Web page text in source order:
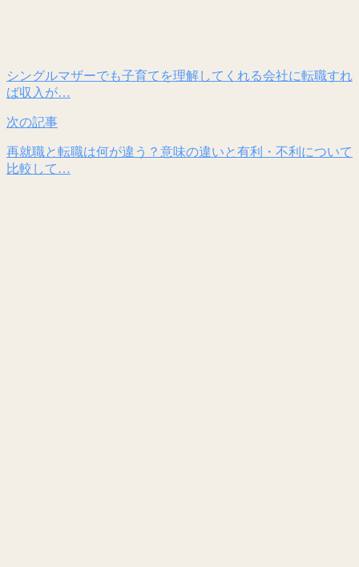
シングルマザーでも子育てを理解してくれる会社に転職すれ
ば収入が…
次の記事
再就職と転職は何が違う？意味の違いと有利・不利について
比較して…